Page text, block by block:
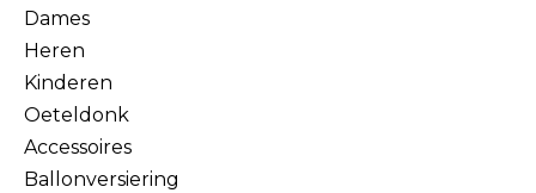
Dames
Heren
Kinderen
Oeteldonk
Accessoires
Ballonversiering